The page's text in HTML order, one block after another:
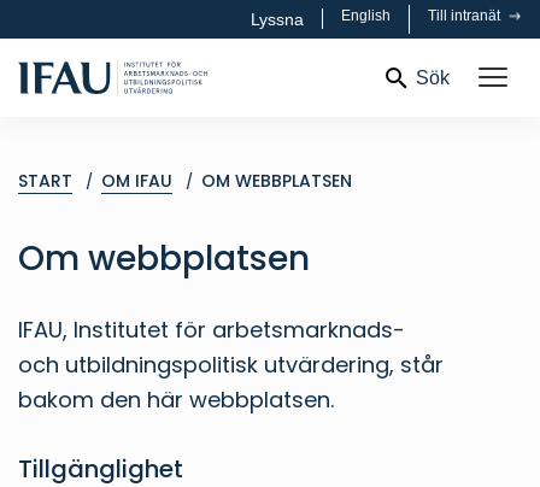
Lyssna English Till intranät
Sök
START OM IFAU OM WEBBPLATSEN
Om webbplatsen
IFAU, Institutet för arbetsmarknads-
och utbildningspolitisk utvärdering, står
bakom den här webbplatsen.
Tillgänglighet